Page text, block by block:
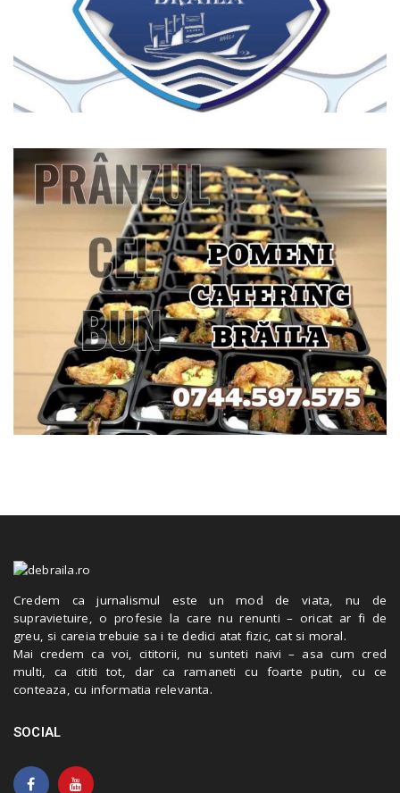
Credem ca jurnalismul este un mod de viata, nu de
supravietuire, o profesie la care nu renunti – oricat ar fi de
greu, si careia trebuie sa i te dedici atat fizic, cat si moral.
Mai credem ca voi, cititorii, nu sunteti naivi – asa cum cred
multi, ca cititi tot, dar ca ramaneti cu foarte putin, cu ce
conteaza, cu informatia relevanta.
SOCIAL